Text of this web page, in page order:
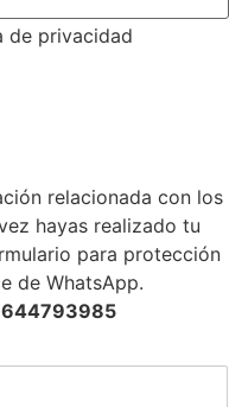
de privacidad
relacionada con los
hayas realizado tu
para protección
de WhatsApp.
644793985